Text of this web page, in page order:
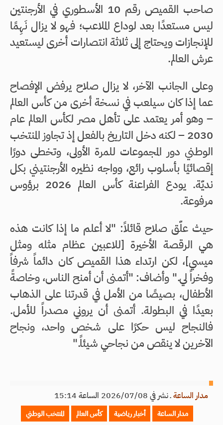
صاحب القميص رقم 10 الأسطوري في الأرجنتين
ليس مستعدًا بعد لوداع الملاعب؛ فهو لا يزال نَهِمًا
للإنجازات ويحتاج إلى ثلاثة انتصارات أخرى ليستعيد
عرش العالم.
وعلى الجانب الآخر، لا يزال صلاح يرفض الإفصاح
عما إذا كان سيلعب في نسخة أخرى من كأس العالم
– وهو أمر يعتمد على تأهل مصر لكأس العالم عام
2030 – لكنه دخل التاريخ بالفعل إذ تجاوز المنتخب
الوطني دور المجموعات للمرة الأولى، وتخطى دورًا
إقصائيًا بأسلوب رائع، وواجه نظيره الأرجنتيني بكل
نديّة. يودع الفراعنة كأس العالم 2026 برؤوس
مرفوعة.
حيث علّق صلاح قائلاً: "لا أعلم ما إذا كانت هذه
هي الرقصة الأخيرة [للاعبين عظام مثله ومثل
ميسي]، لكن ارتداء هذا القميص كان دائماً شرفاً
وفخراً لي." وأضاف: "أتمنى أن أمنح الناس، وخاصةً
الأطفال، بصيصًا من الأمل في قدرتنا على الذهاب
بعيدًا في البطولة. أتمنى أن يروني مصدراً للأمل.
فالنجاح ليس حكرًا على شخص واحد، ونجاح
الآخرين لا ينقص من نجاحي شيئاً."
مدار الساعةـنشر في 2026/07/08 الساعة 15:14
مدار الساعة أخبار رياضية كأس العالم المنتخب الوطني